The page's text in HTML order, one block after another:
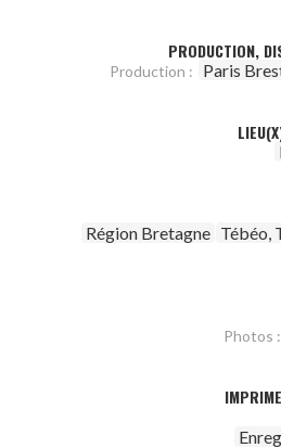
PRODUCTION,
Production : Paris
Région Bretagne Tébéo,
Photos :